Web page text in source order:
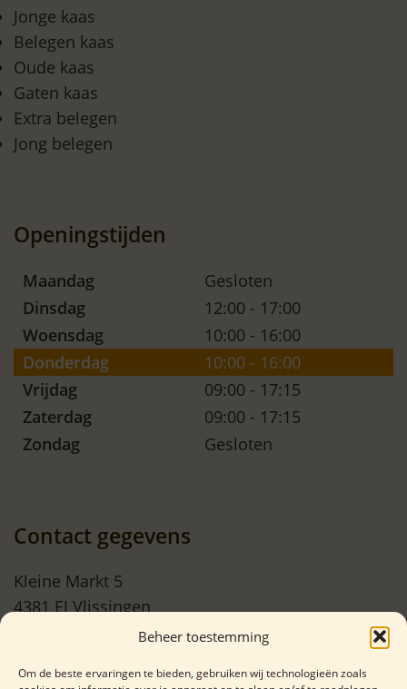
Beheer toestemming
Om de beste ervaringen te bieden, gebruiken wij technologieën zoals
Jonge kaas
Belegen kaas
Oude kaas
Gaten kaas
Extra belegen
Jong belegen
Openingstijden
Maandag
Gesloten
Dinsdag
12:00 - 17:00
Woensdag
10:00 - 16:00
Donderdag
10:00 - 16:00
Vrijdag
09:00 - 17:15
Zaterdag
09:00 - 17:15
Zondag
Gesloten
Contact gegevens
Kleine Markt 5
4381 EJ Vlissingen